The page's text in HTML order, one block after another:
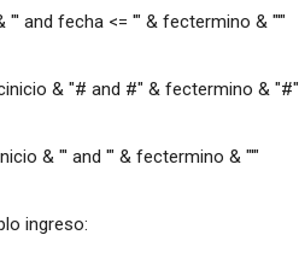
"' and fecha <= '" & fectermino & "'"
& "# and #" & fectermino & "#"
& "' and '" & fectermino & "'"
ingreso: